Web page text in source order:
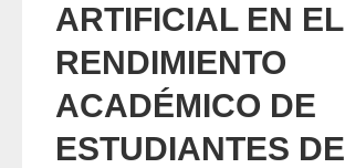
ARTIFICIAL EN EL
RENDIMIENTO
ACADÉMICO DE
ESTUDIANTES DE